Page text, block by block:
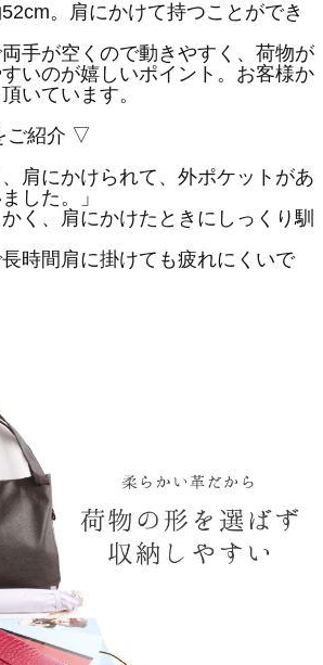
。肩にかけて持つことができ
手が空くので動きやすく、荷物が
いのが嬉しいポイント。お客様か
いています。
ご紹介 ▽
、肩にかけられて、外ポケットがあ
した。」
かく、肩にかけたときにしっくり馴
長時間肩に掛けても疲れにくいで